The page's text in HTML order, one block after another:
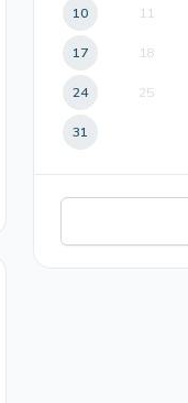
10 11
17 18
24 25
31